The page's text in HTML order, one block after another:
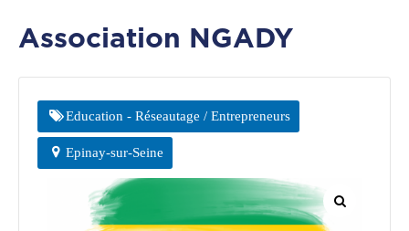
Le
Adhérer
CGF
Association NGADY
Education - Réseautage / Entrepreneurs
Epinay-sur-Seine